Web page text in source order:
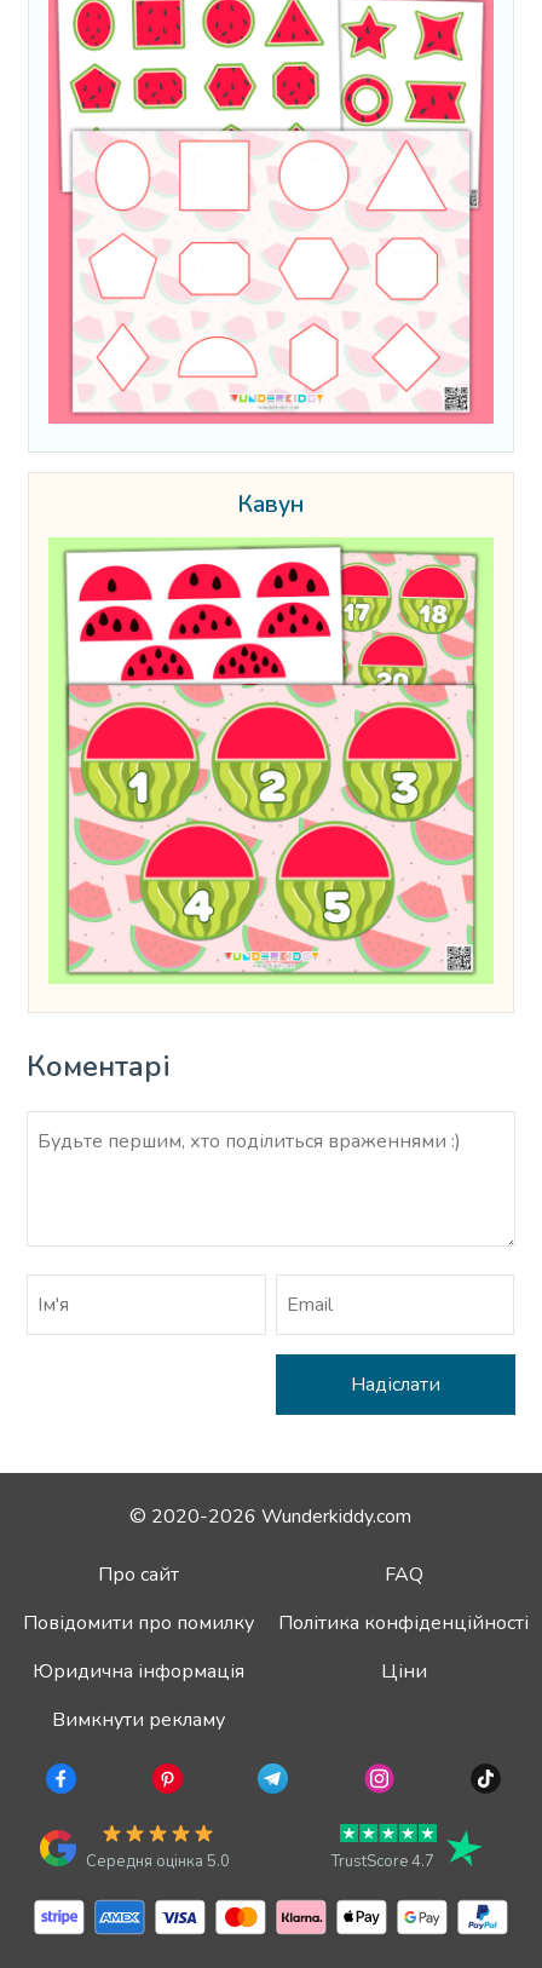
Кавун
Коментарі
© 2020-2026 Wunderkiddy.com
Про сайт
FAQ
Повідомити про помилку
Політика конфіденційності
Юридична інформація
Ціни
Вимкнути рекламу
Середня оцінка 5.0 TrustScore 4.7